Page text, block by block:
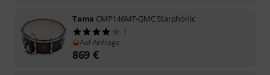
Tama CMP146MF-GMC Starphonic
1
Auf Anfrage
869 €